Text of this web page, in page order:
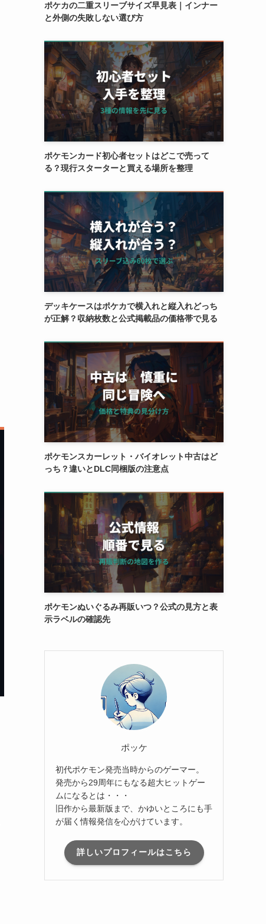
ポケカの二重スリーブサイズ早見表｜インナー
と外側の失敗しない選び方
ポケモンカード初心者セットはどこで売って
る？現行スターターと買える場所を整理
デッキケースはポケカで横入れと縦入れどっち
が正解？収納枚数と公式掲載品の価格帯で見る
ポケモンスカーレット・バイオレット中古はど
っち？違いとDLC同梱版の注意点
ポケモンぬいぐるみ再販いつ？公式の見方と表
示ラベルの確認先
ポッケ
初代ポケモン発売当時からのゲーマー。
発売から29周年にもなる超大ヒットゲー
ムになるとは・・・
旧作から最新版まで、かゆいところにも手
が届く情報発信を心がけています。
詳しいプロフィールはこちら